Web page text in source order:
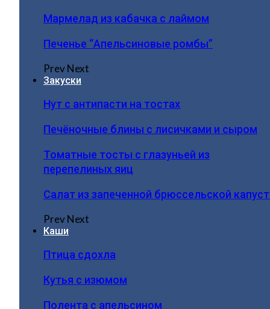
Мармелад из кабачка с лаймом
Печенье “Апельсиновые ромбы”
PrevNext
Закуски
Нут с антипасти на тостах
Печёночные блины с лисичками и сыром
Томатные тосты с глазуньей из
перепелиных яиц
Салат из запеченной брюссельской
PrevNext
Каши
Птица сдохла
Кутья с изюмом
Полента с апельсином